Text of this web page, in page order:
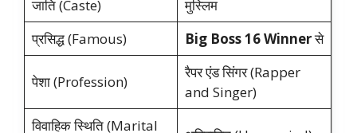
जाति (Caste)
मुस्लिम
प्रसिद्ध (Famous)
Big Boss 16 Winnerसे
पेशा (Profession)
रैपर एंड सिंगर (Rapper
and Singer)
विवाहिक स्थिति (Marital